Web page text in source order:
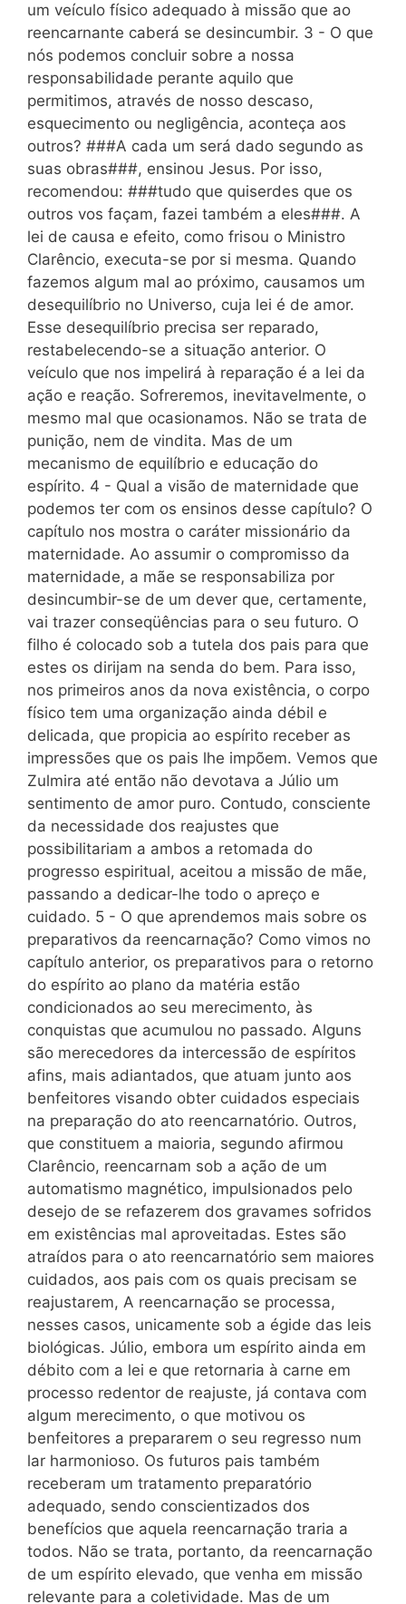
um veículo físico adequado à missão que ao
reencarnante caberá se desincumbir. 3 - O que
nós podemos concluir sobre a nossa
responsabilidade perante aquilo que
permitimos, através de nosso descaso,
esquecimento ou negligência, aconteça aos
outros? ###A cada um será dado segundo as
suas obras###, ensinou Jesus. Por isso,
recomendou: ###tudo que quiserdes que os
outros vos façam, fazei também a eles###. A
lei de causa e efeito, como frisou o Ministro
Clarêncio, executa-se por si mesma. Quando
fazemos algum mal ao próximo, causamos um
desequilíbrio no Universo, cuja lei é de amor.
Esse desequilíbrio precisa ser reparado,
restabelecendo-se a situação anterior. O
veículo que nos impelirá à reparação é a lei da
ação e reação. Sofreremos, inevitavelmente, o
mesmo mal que ocasionamos. Não se trata de
punição, nem de vindita. Mas de um
mecanismo de equilíbrio e educação do
espírito. 4 - Qual a visão de maternidade que
podemos ter com os ensinos desse capítulo? O
capítulo nos mostra o caráter missionário da
maternidade. Ao assumir o compromisso da
maternidade, a mãe se responsabiliza por
desincumbir-se de um dever que, certamente,
vai trazer conseqüências para o seu futuro. O
filho é colocado sob a tutela dos pais para que
estes os dirijam na senda do bem. Para isso,
nos primeiros anos da nova existência, o corpo
físico tem uma organização ainda débil e
delicada, que propicia ao espírito receber as
impressões que os pais lhe impõem. Vemos que
Zulmira até então não devotava a Júlio um
sentimento de amor puro. Contudo, consciente
da necessidade dos reajustes que
possibilitariam a ambos a retomada do
progresso espiritual, aceitou a missão de mãe,
passando a dedicar-lhe todo o apreço e
cuidado. 5 - O que aprendemos mais sobre os
preparativos da reencarnação? Como vimos no
capítulo anterior, os preparativos para o retorno
do espírito ao plano da matéria estão
condicionados ao seu merecimento, às
conquistas que acumulou no passado. Alguns
são merecedores da intercessão de espíritos
afins, mais adiantados, que atuam junto aos
benfeitores visando obter cuidados especiais
na preparação do ato reencarnatório. Outros,
que constituem a maioria, segundo afirmou
Clarêncio, reencarnam sob a ação de um
automatismo magnético, impulsionados pelo
desejo de se refazerem dos gravames sofridos
em existências mal aproveitadas. Estes são
atraídos para o ato reencarnatório sem maiores
cuidados, aos pais com os quais precisam se
reajustarem, A reencarnação se processa,
nesses casos, unicamente sob a égide das leis
biológicas. Júlio, embora um espírito ainda em
débito com a lei e que retornaria à carne em
processo redentor de reajuste, já contava com
algum merecimento, o que motivou os
benfeitores a prepararem o seu regresso num
lar harmonioso. Os futuros pais também
receberam um tratamento preparatório
adequado, sendo conscientizados dos
benefícios que aquela reencarnação traria a
todos. Não se trata, portanto, da reencarnação
de um espírito elevado, que venha em missão
relevante para a coletividade. Mas de um